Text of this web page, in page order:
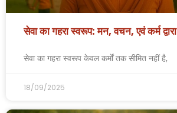
सेवा का गहरा स्वरूप: मन, वचन, एवं कर्म द्वारा
सेवा का गहरा स्वरूप केवल कर्मों तक सीमित नहीं है,
18/09/2025